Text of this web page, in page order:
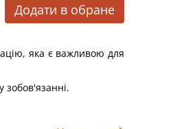
Додати в обране
яка є важливою для
зобов'язанні.